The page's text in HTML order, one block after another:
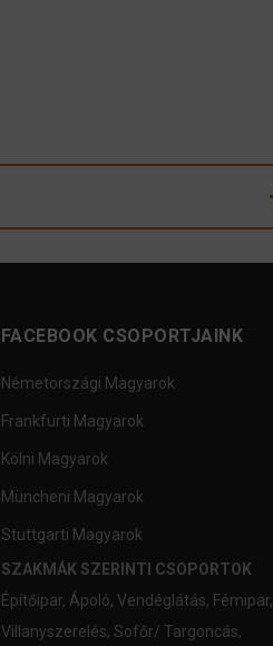
FACEBOOK CSOPORTJAINK
Németországi Magyarok
Frankfurti Magyarok
Kölni Magyarok
Müncheni Magyarok
Stuttgarti Magyarok
SZAKMÁK SZERINTI CSOPORTOK
Építőipar, Ápoló, Vendéglátás, Fémipar,
Villanyszerelés, Sofőr/ Targoncás,